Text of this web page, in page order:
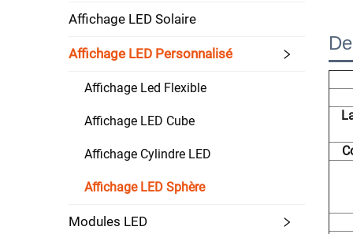
Affichage LED Solaire
Affichage LED Personnalisé
Affichage Led Flexible
Affichage LED Cube
Affichage Cylindre LED
Affichage LED Sphère
Modules LED